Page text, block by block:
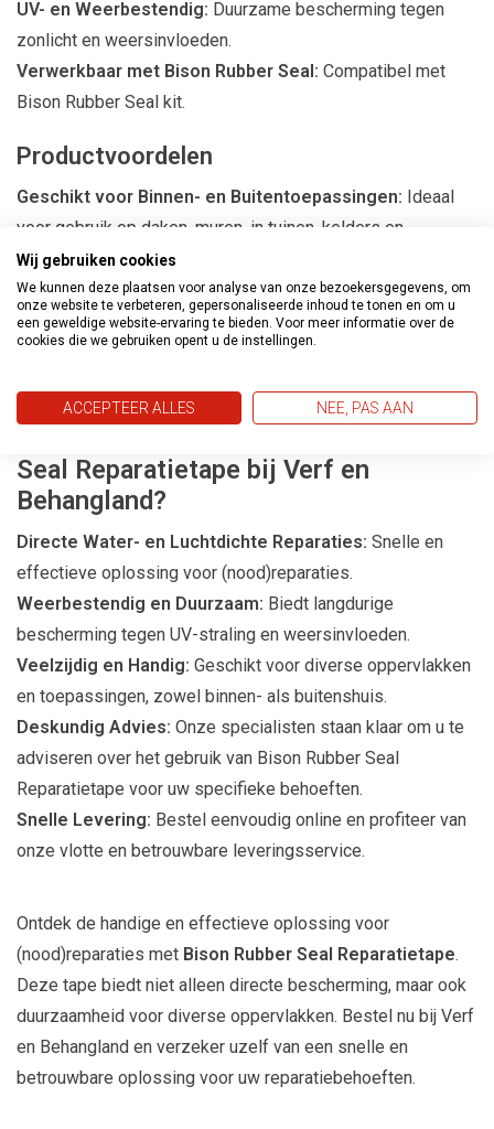
UV- en Weerbestendig: Duurzame bescherming tegen
zonlicht en weersinvloeden.
Verwerkbaar met Bison Rubber Seal: Compatibel met
Bison Rubber Seal kit.
Productvoordelen
Geschikt voor Binnen- en Buitentoepassingen: Ideaal
voor gebruik op daken, muren, in tuinen, kelders en
badkamers.
Hechting op Alle Materialen:Geschikt voor hout, beton,
steen, metaal, zink, bitumen, EPDM (vooraf testen) en PVC.
Direct 100% Waterdicht:Biedt onmiddellijke bescherming
Seal Reparatietape bij Verf en
Behangland?
Directe Water- en Luchtdichte Reparaties: Snelle en
effectieve oplossing voor (nood)reparaties.
Weerbestendig en Duurzaam: Biedt langdurige
bescherming tegen UV-straling en weersinvloeden.
Veelzijdig en Handig: Geschikt voor diverse oppervlakken
en toepassingen, zowel binnen- als buitenshuis.
Deskundig Advies: Onze specialisten staan klaar om u te
adviseren over het gebruik van Bison Rubber Seal
Reparatietape voor uw specifieke behoeften.
Snelle Levering: Bestel eenvoudig online en profiteer van
onze vlotte en betrouwbare leveringsservice.
Ontdek de handige en effectieve oplossing voor
(nood)reparaties met Bison Rubber Seal Reparatietape.
Deze tape biedt niet alleen directe bescherming, maar ook
duurzaamheid voor diverse oppervlakken. Bestel nu bij Verf
en Behangland en verzeker uzelf van een snelle en
betrouwbare oplossing voor uw reparatiebehoeften.
Wij gebruiken cookies
We kunnen deze plaatsen voor analyse van onze bezoekersgegevens, om
onze website te verbeteren, gepersonaliseerde inhoud te tonen en om u
een geweldige website-ervaring te bieden. Voor meer informatie over de
cookies die we gebruiken opent u de instellingen.
ACCEPTEER ALLES NEE, PAS AAN